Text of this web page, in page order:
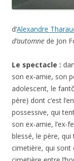
d’Alexandre
d’automne de Jon
Le spectacle :
son ex-amie, son
adolescent, le
père) dont c’est
possessive, qui
son ex-amie, l’ex-
blessé, le père,
cimetière, qui sont